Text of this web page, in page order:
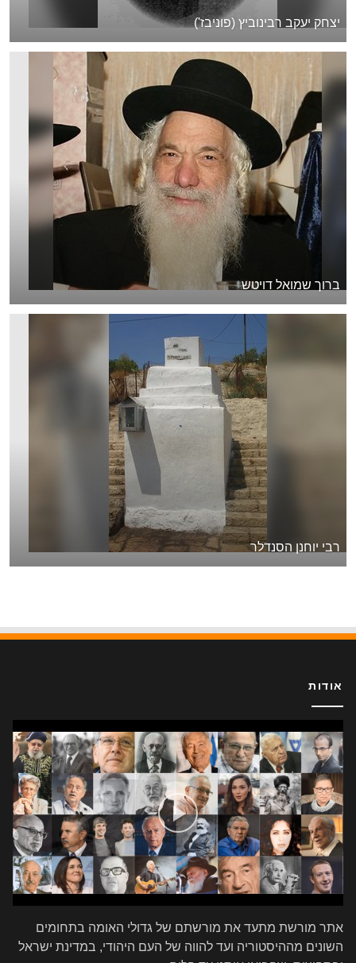
יצחק יעקב רבינוביץ (פוניבז')
ברוך שמואל דויטש
רבי יוחנן הסנדלר
אודות
אתר מורשת מתעד את מורשתם של גדולי האומה בתחומים
השונים מההיסטוריה ועד להווה של העם היהודי, במדינת ישראל